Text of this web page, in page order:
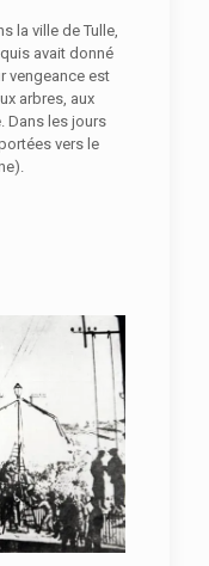
la ville de Tulle,
avait donné
vengeance est
arbres, aux
Dans les jours
vers le